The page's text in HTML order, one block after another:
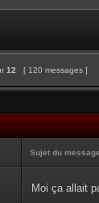
12 [ 120 messages ]
Sujet du
Moi ça allait